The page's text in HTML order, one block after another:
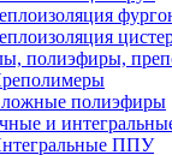
полиэфиры,
полиэфиры
и
ППУ